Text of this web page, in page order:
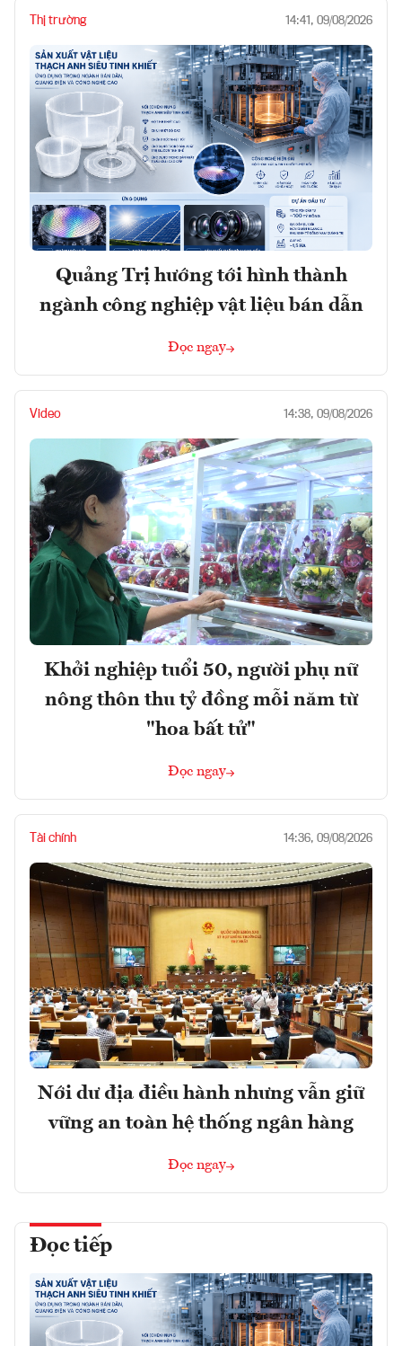
Thị trường 14:41, 09/08/2026
Quảng Trị hướng tới hình thành
ngành công nghiệp vật liệu bán dẫn
Đọc ngay
Video 14:38, 09/08/2026
Khởi nghiệp tuổi 50, người phụ nữ
nông thôn thu tỷ đồng mỗi năm từ
"hoa bất tử"
Đọc ngay
Tài chính 14:36, 09/08/2026
Nới dư địa điều hành nhưng vẫn giữ
vững an toàn hệ thống ngân hàng
Đọc ngay
Đọc tiếp